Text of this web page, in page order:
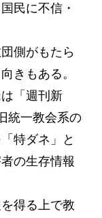
民に不信・
側がもたら
きもある。
「週刊新
統一教会系の
特ダネ」と
の生存情報
得る上で教